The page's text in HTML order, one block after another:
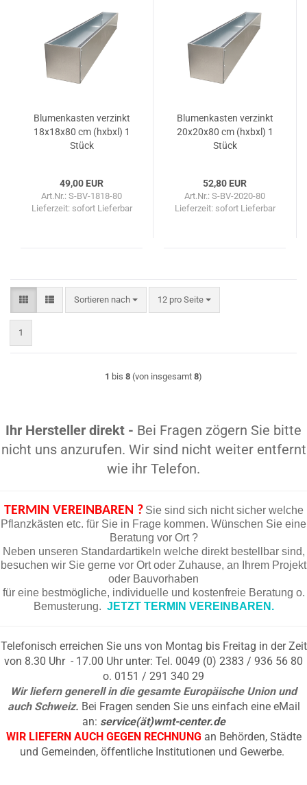
Blu­men­kas­ten ver­zinkt
18x18x80 cm (hxbxl) 1
Stück
49,00 EUR
Art.Nr.: S-BV-1818-80
Lieferzeit: sofort Lieferbar
Blu­men­kas­ten ver­zinkt
20x20x80 cm (hxbxl) 1
Stück
52,80 EUR
Art.Nr.: S-BV-2020-80
Lieferzeit: sofort Lieferbar
Sortieren nach
Sortieren nach 12 pro Seite
pro Seite
1
1 bis 8 (von insgesamt 8)
Ihr Hersteller direkt - Bei Fragen zögern Sie bitte
nicht uns anzurufen. Wir sind nicht weiter entfernt
wie ihr Telefon.
TERMIN VEREINBAREN ? Sie sind sich nicht sicher welche
Pflanzkästen etc. für Sie in Frage kommen. Wünschen Sie eine
Beratung vor Ort ?
Neben unseren Standardartikeln welche direkt bestellbar sind,
besuchen wir Sie gerne vor Ort oder Zuhause, an Ihrem Projekt
oder Bauvorhaben
für eine bestmögliche, individuelle und kostenfreie Beratung o.
Bemusterung. JETZT TERMIN VEREINBAREN.
Telefonisch erreichen Sie uns von Montag bis Freitag in der Zeit
von 8.30 Uhr - 17.00 Uhr unter: Tel. 0049 (0) 2383 / 936 56 80
o. 0151 / 291 340 29
Wir liefern generell in die gesamte Europäische Union und
auch Schweiz. Bei Fragen senden Sie uns einfach eine eMail
an: service(ät)wmt-center.de
WIR LIEFERN AUCH GEGEN RECHNUNG an Behörden, Städte
und Gemeinden, öffentliche Institutionen und Gewerbe.